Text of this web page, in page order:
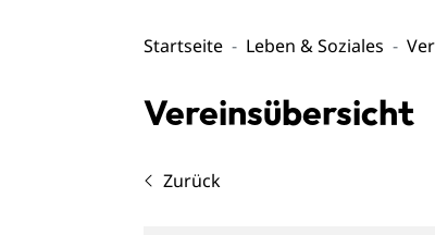
Startseite Leben & Soziales
Vereinsübersicht
Zurück